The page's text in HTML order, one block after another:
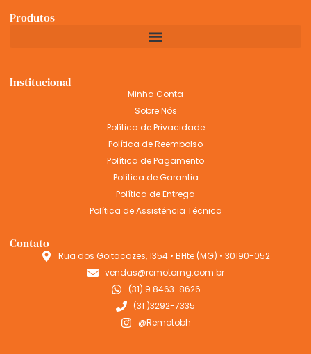
Produtos
Institucional
Minha Conta
Sobre Nós
Política de Privacidade
Política de Reembolso
Política de Pagamento
Política de Garantia
Política de Entrega
Política de Assistência Técnica
Contato
Rua dos Goitacazes, 1354 • BHte (MG) • 30190-052
vendas@remotomg.com.br
(31) 9 8463-8626
(31 )3292-7335
@Remotobh